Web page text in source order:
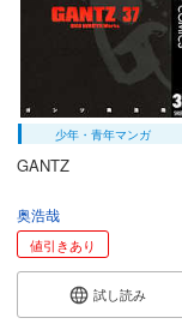
少年・青年マンガ
GANTZ
奥浩哉
値引きあり
試し読み